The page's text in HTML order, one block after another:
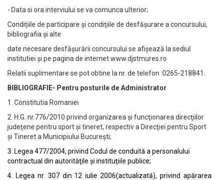
- Data si ora interviului se va comunca ulterior;
Condiţiile de participare şi condiţiile de desfăşurare a concursului,
bibliografia şi alte
date necesare desfăşurării concursului se afişează la sediul
institutiei şi pe pagina de internet www.djstmures.ro
Relatii suplimentare se pot obtine la nr. de telefon :0265-218841.
BIBLIOGRAFIE- Pentru posturile de Administrator
1. Constitutia Romaniei
2. H.G. nr.776/2010 privind organizarea şi funcţionarea direcţiilor
judeţene pentru sport şi tineret, respectiv a Direcţiei pentru Sport
şi Tineret a Municipiului Bucureşti;
3. Legea 477/2004, privind Codul de conduită a personalului
contractual din autorităţile şi instituţiile publice;
4. Legea nr. 307 din 12 iulie 2006(actualizată), privind apărarea